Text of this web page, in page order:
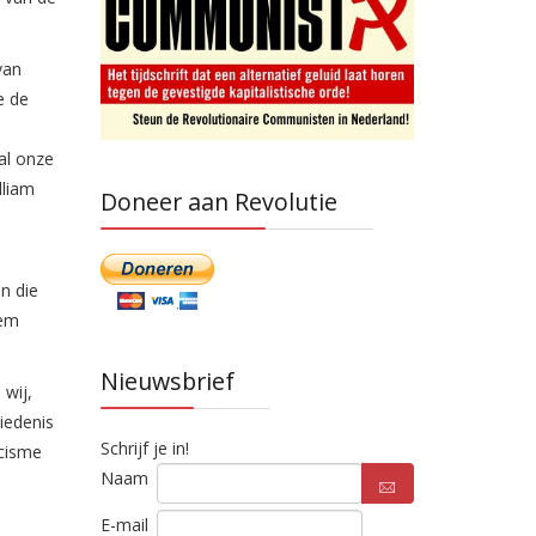
de
onze
die
wij,
Doneer aan Revolutie
Nieuwsbrief
Schrijf je in!
Naam
E-mail